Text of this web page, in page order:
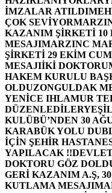
İMZALAR ATILDI
ÇOK SEVİYOR
KAZANIM ŞİRKETİ 10
MESAJIMARZINC
ŞİRKETİ 29 EKİM
MESAJIİKİ
HAKEM KURULU
OLDUZONGULDAK
YENİCE IHLAMUR
DÜZENLEDİLER
KULÜBÜ’NDEN 30
KARABÜK YOLU
İÇİN ŞEHİR
YAPILACAK !!
DOKTORU GÖZ
GERİ KAZANIM A.Ş,
KUTLAMA MESAJI